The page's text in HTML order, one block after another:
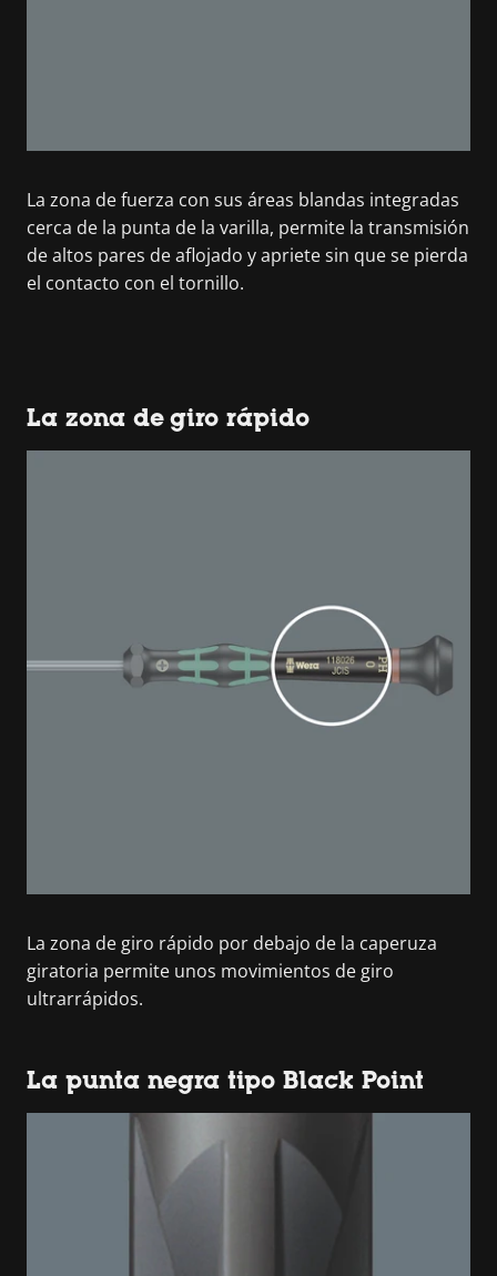
La zona de fuerza con sus áreas blandas integradas
cerca de la punta de la varilla, permite la transmisión
de altos pares de aflojado y apriete sin que se pierda
el contacto con el tornillo.
La zona de giro rápido
La zona de giro rápido por debajo de la caperuza
giratoria permite unos movimientos de giro
ultrarrápidos.
La punta negra tipo Black Point